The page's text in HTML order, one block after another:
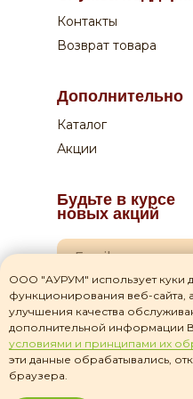
ООО "АУРУМ" использует куки
функционирования веб-сайта,
улучшения качества
дополнительной информации
условиями и принципами их
эти данные обрабатывались,
браузера.
Контакты
Возврат товара
Будьте в курсе
новых акций
Дополнительно
Каталог
Акции
Я даю согласие наобработку
конфиденциальности и